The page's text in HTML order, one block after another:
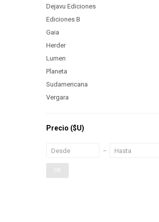
Dejavu Ediciones
Ediciones B
Gaia
Herder
Lumen
Planeta
Sudamericana
Vergara
Precio ($U)
OK